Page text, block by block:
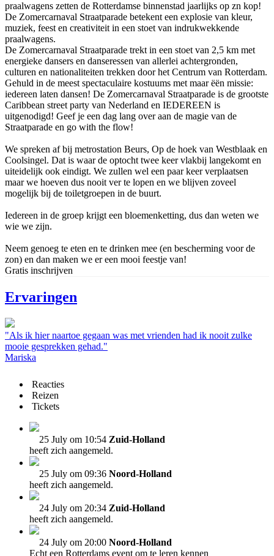
praalwagens zetten de Rotterdamse binnenstad jaarlijks op zn kop!
De Zomercarnaval Straatparade betekent een explosie van kleur,
muziek, feest en creativiteit in een stoet van indrukwekkende
praalwagens.
De Zomercarnaval Straatparade trekt in een stoet van 2,5 km met
energieke dansers en danseressen van allerlei achtergronden,
culturen en nationaliteiten trekken door het Centrum van Rotterdam.
Gehuld in de meest spectaculaire kostuums met maar ëën missie:
iedereen laten dansen! De Zomercarnaval Straatparade is de grootste
Caribbean street party van Nederland en IEDEREEN is
uitgenodigd! Geef je een dag lang over aan de magie van de
Straatparade en go with the flow!
We spreken af bij metrostation Beurs, Op de hoek van Westblaak en
Coolsingel. Dat is waar de optocht twee keer vlakbij langekomt en
uiteidelijk ook eindigt. We zullen wel een paar keer verplaatsen
maar we hoeven dus nooit ver te lopen en we blijven zoveel
mogelijk bij de toiletgroepen in de buurt.
Iedereen in de groep krijgt een bloemenketting, dus dan weten we
wie we zijn.
Neem genoeg te eten en te drinken mee (en bescherming voor de
zon) en dan maken we er een mooi feestje van!
Gratis inschrijven
Ervaringen
"Als ik hier naartoe gegaan was met vrienden had ik nooit zulke
mooie gesprekken gehad."
Mariska
Reacties
Reizen
Tickets
25 July om 10:54 Zuid-Holland
heeft zich aangemeld.
25 July om 09:36 Noord-Holland
heeft zich aangemeld.
24 July om 20:34 Zuid-Holland
heeft zich aangemeld.
24 July om 20:00 Noord-Holland
Echt een Rotterdams event om te leren kennen